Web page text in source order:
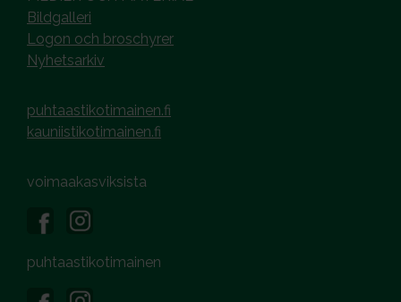
Bildgalleri
Logon och broschyrer
Nyhetsarkiv
puhtaastikotimainen.fi
kauniistikotimainen.fi
voimaakasviksista
puhtaastikotimainen